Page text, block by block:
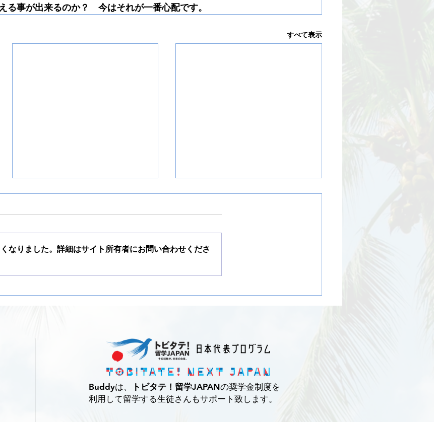
る事が出来るのか？　今はそれが一番心配です。
すべて表示
なりました。詳細はサイト所有者にお問い合わせくださ
Buddy​は、 トビタテ！留学JAPANの奨学金制度を
利用して​留学する生徒さんもサポート致します。